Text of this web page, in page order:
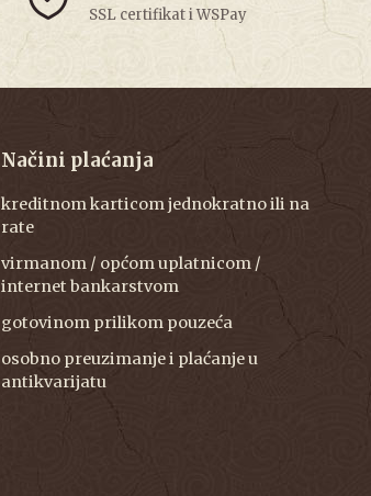
SSL certifikat i WSPay
Načini plaćanja
kreditnom karticom jednokratno ili na
rate
virmanom / općom uplatnicom /
internet bankarstvom
gotovinom prilikom pouzeća
osobno preuzimanje i plaćanje u
antikvarijatu